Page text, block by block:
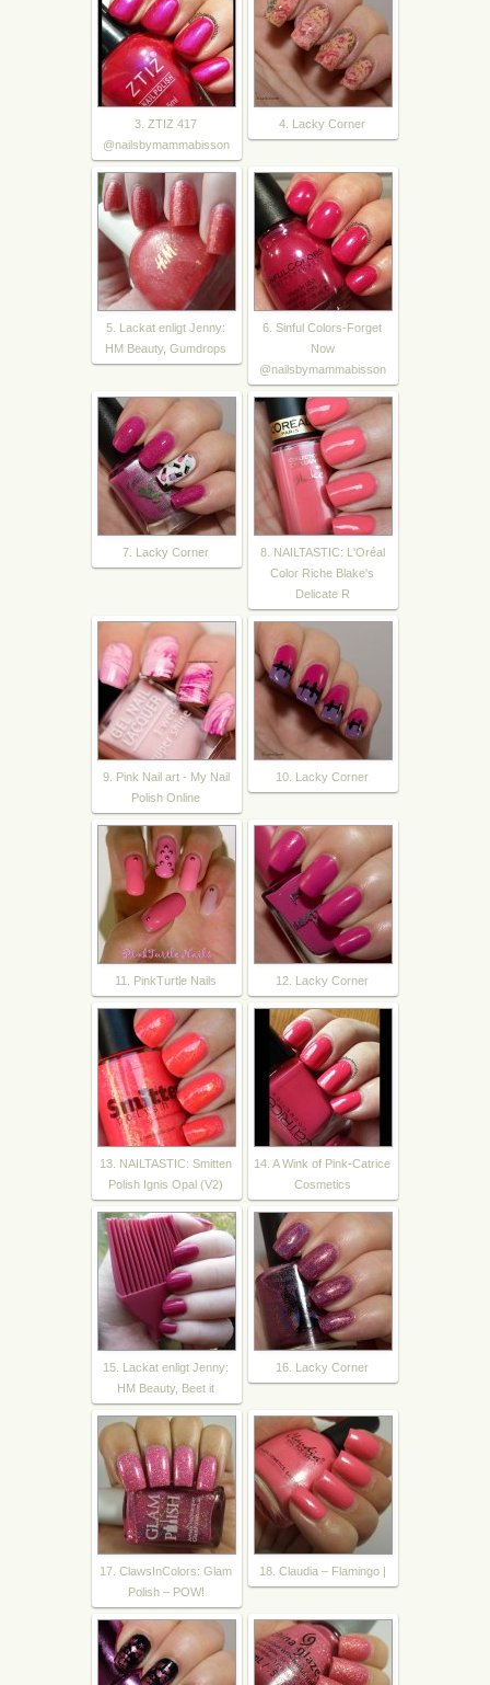
3. ZTIZ 417
@nailsbymammabisson
4. Lacky Corner
5. Lackat enligt Jenny:
HM Beauty, Gumdrops
6. Sinful Colors-Forget
Now
@nailsbymammabisson
7. Lacky Corner
8. NAILTASTIC: L'Oréal
Color Riche Blake's
Delicate R
9. Pink Nail art - My Nail
Polish Online
10. Lacky Corner
11. PinkTurtle Nails 12. Lacky Corner
13. NAILTASTIC: Smitten
Polish Ignis Opal (V2)
14. A Wink of Pink-Catrice
Cosmetics
15. Lackat enligt Jenny:
HM Beauty, Beet it
16. Lacky Corner
17. ClawsInColors: Glam
Polish – POW!
18. Claudia – Flamingo |